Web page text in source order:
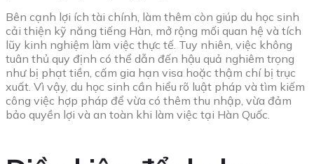
Bên cạnh lợi ích tài chính, làm thêm còn giúp du học sinh
cải thiện kỹ năng tiếng Hàn, mở rộng mối quan hệ và tích
lũy kinh nghiệm làm việc thực tế. Tuy nhiên, việc không
tuân thủ quy định có thể dẫn đến hậu quả nghiêm trọng
như bị phạt tiền, cấm gia hạn visa hoặc thậm chí bị trục
xuất. Vì vậy, du học sinh cần hiểu rõ luật pháp và tìm kiếm
công việc hợp pháp để vừa có thêm thu nhập, vừa đảm
bảo quyền lợi và an toàn khi làm việc tại Hàn Quốc.